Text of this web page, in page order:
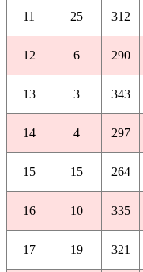
11 25 312
12 6 290
13 3 343
14 4 297
15 15 264
16 10 335
17 19 321